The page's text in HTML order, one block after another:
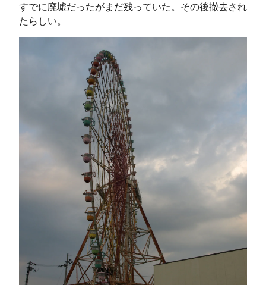
すでに廃墟だったがまだ残っていた。その後撤去され
たらしい。